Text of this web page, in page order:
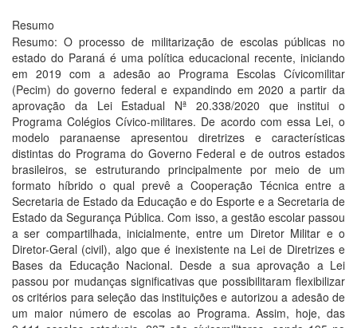
Resumo
Resumo: O processo de militarização de escolas públicas no
estado do Paraná é uma política educacional recente, iniciando
em 2019 com a adesão ao Programa Escolas Cívicomilitar
(Pecim) do governo federal e expandindo em 2020 a partir da
aprovação da Lei Estadual Nª 20.338/2020 que institui o
Programa Colégios Cívico-militares. De acordo com essa Lei, o
modelo paranaense apresentou diretrizes e características
distintas do Programa do Governo Federal e de outros estados
brasileiros, se estruturando principalmente por meio de um
formato híbrido o qual prevê a Cooperação Técnica entre a
Secretaria de Estado da Educação e do Esporte e a Secretaria de
Estado da Segurança Pública. Com isso, a gestão escolar passou
a ser compartilhada, inicialmente, entre um Diretor Militar e o
Diretor-Geral (civil), algo que é inexistente na Lei de Diretrizes e
Bases da Educação Nacional. Desde a sua aprovação a Lei
passou por mudanças significativas que possibilitaram flexibilizar
os critérios para seleção das instituições e autorizou a adesão de
um maior número de escolas ao Programa. Assim, hoje, das